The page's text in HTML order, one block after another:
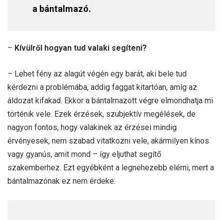
a bántalmazó.
– Kívülről hogyan tud valaki segíteni?
– Lehet fény az alagút végén egy barát, aki bele tud
kérdezni a problémába, addig faggat kitartóan, amíg az
áldozat kifakad. Ekkor a bántalmazott végre elmondhatja mi
történik vele. Ezek érzések, szubjektív megélések, de
nagyon fontos, hogy valakinek az érzései mindig
érvényesek, nem szabad vitatkozni vele, akármilyen kínos
vagy gyanús, amit mond – így eljuthat segítő
szakemberhez. Ezt egyébként a legnehezebb elérni, mert a
bántalmazónak ez nem érdeke.